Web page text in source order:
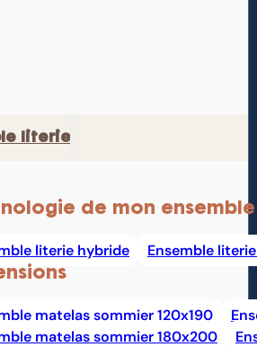
literie
de mon ensemble
literie hybride Ensemble
matelas sommier 120x190
matelas sommier 180x200